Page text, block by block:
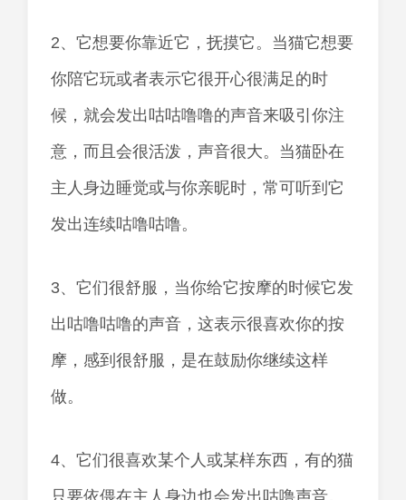
2、它想要你靠近它，抚摸它。当猫它想要
你陪它玩或者表示它很开心很满足的时
候，就会发出咕咕噜噜的声音来吸引你注
意，而且会很活泼，声音很大。当猫卧在
主人身边睡觉或与你亲昵时，常可听到它
发出连续咕噜咕噜。
3、它们很舒服，当你给它按摩的时候它发
出咕噜咕噜的声音，这表示很喜欢你的按
摩，感到很舒服，是在鼓励你继续这样
做。
4、它们很喜欢某个人或某样东西，有的猫